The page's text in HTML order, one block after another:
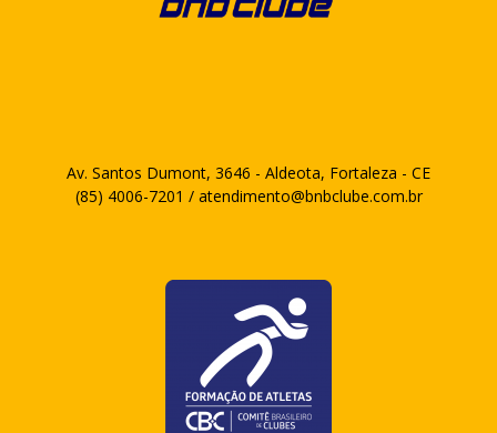
Av. Santos Dumont, 3646 - Aldeota, Fortaleza - CE
(85) 4006-7201 / atendimento@bnbclube.com.br